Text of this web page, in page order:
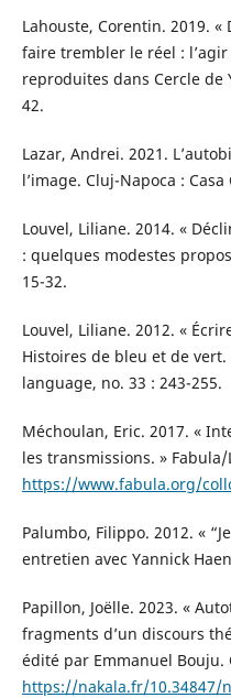
Lahouste, Corentin. 2019.
faire trembler le réel :
reproduites dans Cercle de
42.
Lazar, Andrei. 2021.
l’image. Cluj-Napoca :
Louvel, Liliane. 2014. «
: quelques modestes
15-32.
Louvel, Liliane. 2012. «
Histoires de bleu et de
language, no. 33 : 243-255.
Méchoulan, Eric. 2017. «
les transmissions. »
https://www.fabula.org/
Palumbo, Filippo. 2012. «
entretien avec Yannick
Papillon, Joëlle. 2023. «
fragments d’un discours
édité par Emmanuel Bouju.
https://nakala.fr/10.34847/